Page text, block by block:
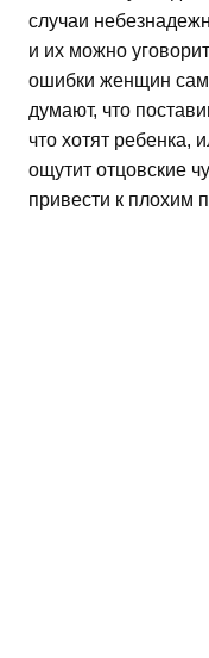
случаи
и их можно
ошибки женщин
думают, что
что хотят ребенка,
ощутит отцовские
привести к плохим